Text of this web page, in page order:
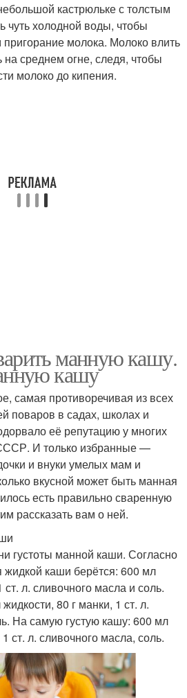
кастрюльке с толстым
чуть холодной воды, чтобы
молока. Молоко влить
на среднем огне, следя, чтобы
молоко до кипения.
манную кашу.
кашу
самая противоречивая из всех
поваров в садах, школах и
её репутацию у многих
И только избранные —
и внуки умелых мам и
вкусной может быть манная
есть правильно сваренную
рассказать вам о ней.
густоты манной каши. Согласно
каши берётся: 600 мл
л. сливочного масла и соль.
80 г манки, 1 ст. л.
На самую густую кашу: 600 мл
ст. л. сливочного масла, соль.